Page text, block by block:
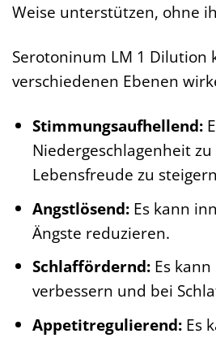
Weise unterstützen, ohne
Serotoninum LM 1 Dilution
verschiedenen Ebenen
Stimmungsaufhellend:
Niedergeschlagenheit
Lebensfreude zu
Angstlösend:Es kann
Ängste reduzieren.
Schlaffördernd:Es kann
verbessern und bei
Appetitregulierend:Es